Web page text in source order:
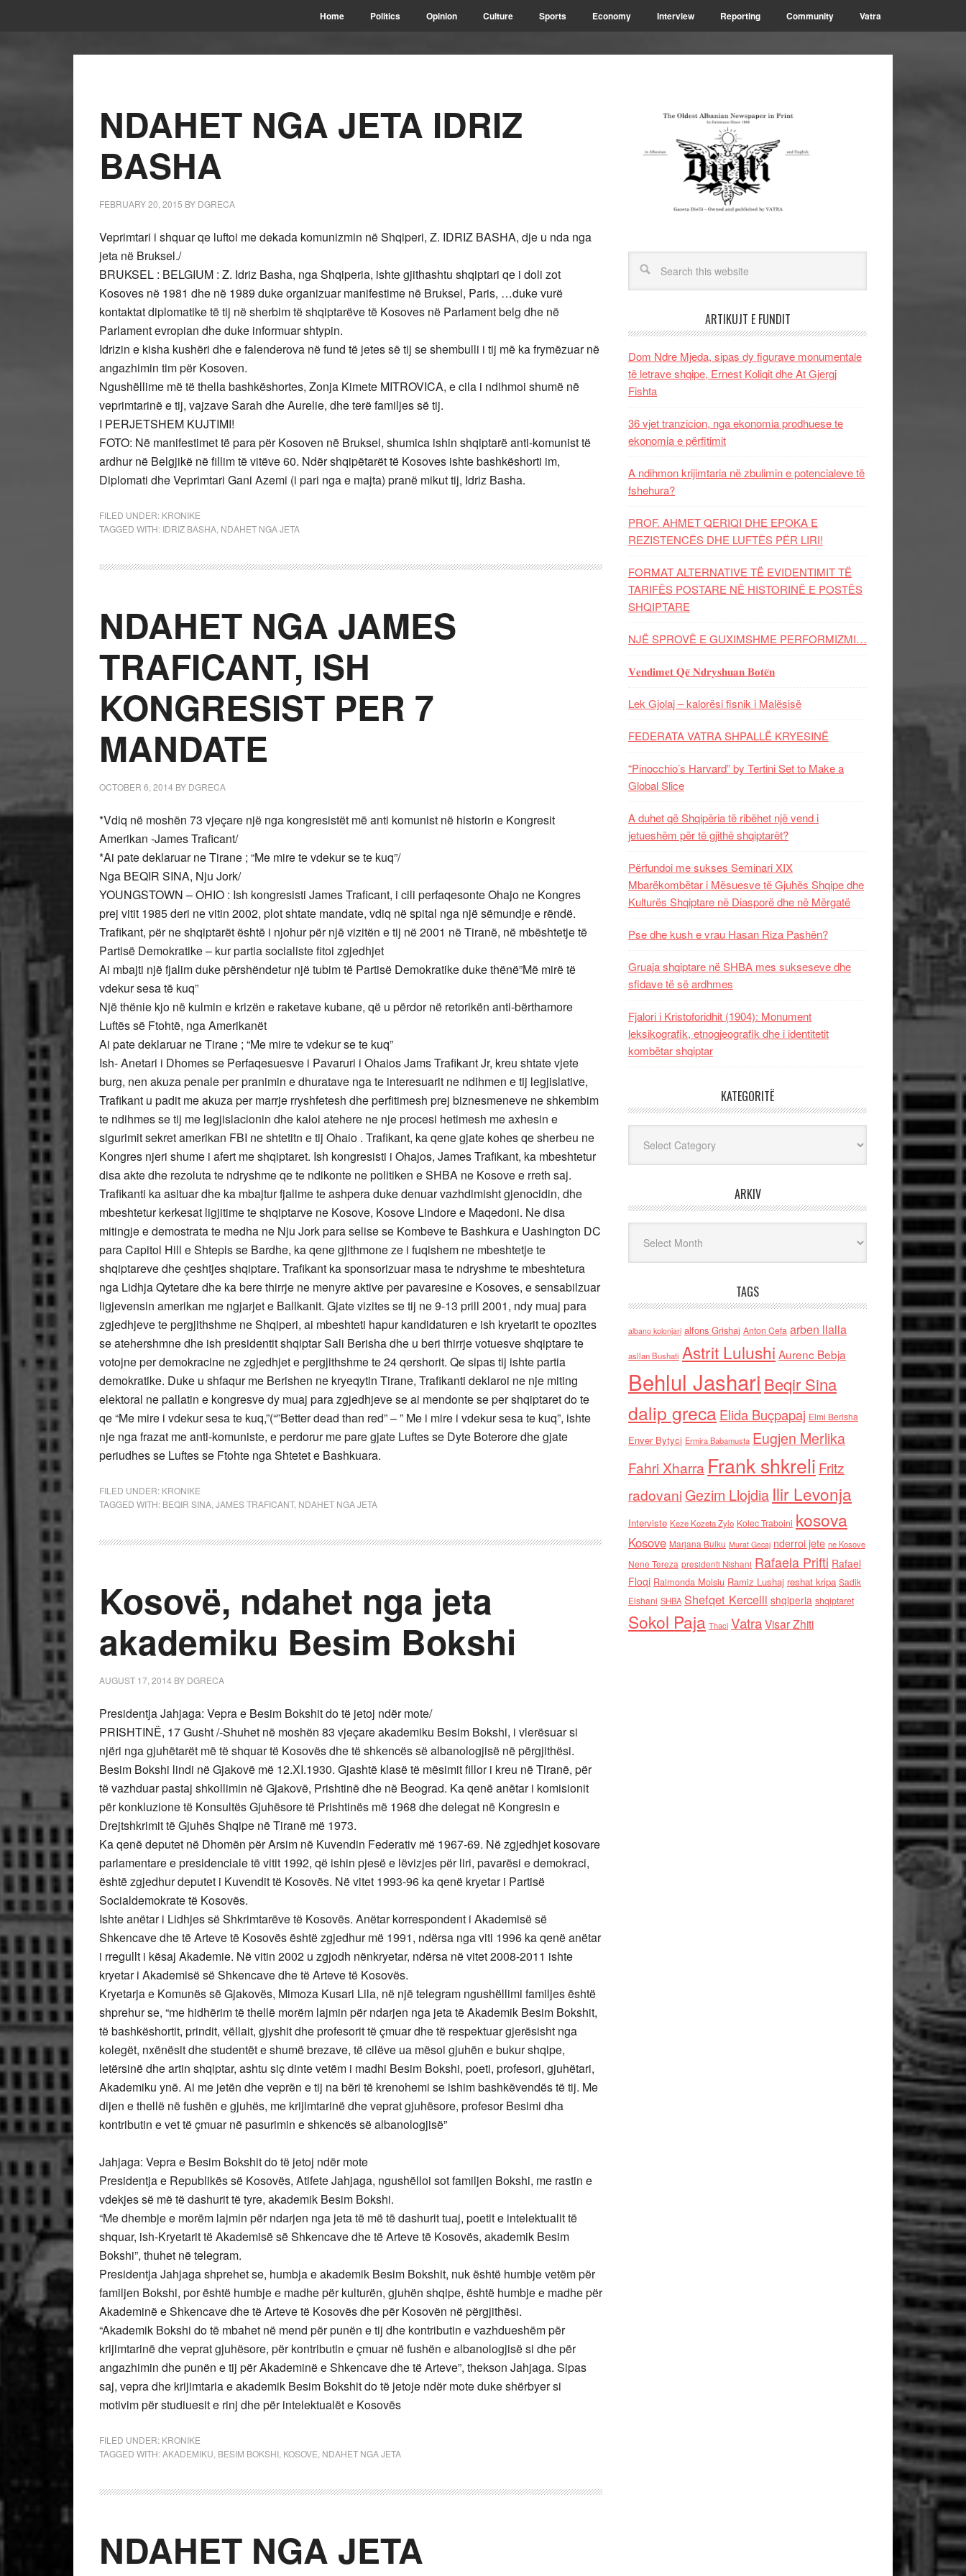
Home Politics Opinion Culture Sports Economy Interview Reporting Community Vatra
NDAHET NGA JETA IDRIZ
BASHA
FEBRUARY 20, 2015 BY DGRECA
Veprimtari i shquar qe luftoi me dekada komunizmin në Shqiperi, Z. IDRIZ BASHA, dje u nda nga
jeta në Bruksel./
BRUKSEL : BELGIUM : Z. Idriz Basha, nga Shqiperia, ishte gjithashtu shqiptari qe i doli zot
Kosoves në 1981 dhe në 1989 duke organizuar manifestime në Bruksel, Paris, …duke vurë
kontaktat diplomatike të tij në sherbim të shqiptarëve të Kosoves në Parlament belg dhe në
Parlament evropian dhe duke informuar shtypin.
Idrizin e kisha kushëri dhe e falenderova në fund të jetes së tij se shembulli i tij më ka frymëzuar në
angazhimin tim për Kosoven.
Ngushëllime më të thella bashkëshortes, Zonja Kimete MITROVICA, e cila i ndihmoi shumë në
veprimtarinë e tij, vajzave Sarah dhe Aurelie, dhe terë familjes së tij.
I PERJETSHEM KUJTIMI!
FOTO: Në manifestimet të para për Kosoven në Bruksel, shumica ishin shqiptarë anti-komunist të
ardhur në Belgjikë në fillim të vitëve 60. Ndër shqipëtarët të Kosoves ishte bashkëshorti im,
Diplomati dhe Veprimtari Gani Azemi (i pari nga e majta) pranë mikut tij, Idriz Basha.
FILED UNDER: KRONIKE
TAGGED WITH: IDRIZ BASHA NDAHET NGA JETA
NDAHET NGA JAMES
TRAFICANT, ISH
KONGRESIST PER 7
MANDATE
OCTOBER 6, 2014 BY DGRECA
*Vdiq në moshën 73 vjeçare një nga kongresistët më anti komunist në historin e Kongresit
Amerikan -James Traficant/
*Ai pate deklaruar ne Tirane ; “Me mire te vdekur se te kuq”/
Nga BEQIR SINA, Nju Jork/
YOUNGSTOWN – OHIO : Ish kongresisti James Traficant, i cili perfaqesonte Ohajo ne Kongres
prej vitit 1985 deri ne vitin 2002, plot shtate mandate, vdiq në spital nga një sëmundje e rëndë.
Trafikant, për ne shqiptarët është i njohur për një vizitën e tij në 2001 në Tiranë, në mbështetje të
Partisë Demokratike – kur partia socialiste fitoi zgjedhjet
Ai mbajti një fjalim duke përshëndetur një tubim të Partisë Demokratike duke thënë”Më mirë të
vdekur sesa të kuq”
Një thënie kjo në kulmin e krizën e raketave kubane, që u përdor në retorikën anti-bërthamore
Luftës së Ftohtë, nga Amerikanët
Ai pate deklaruar ne Tirane ; “Me mire te vdekur se te kuq”
Ish- Anetari i Dhomes se Perfaqesuesve i Pavaruri i Ohaios Jams Trafikant Jr, kreu shtate vjete
burg, nen akuza penale per pranimin e dhuratave nga te interesuarit ne ndihmen e tij legjislative,
Trafikant u padit me akuza per marrje rryshfetesh dhe perfitimesh prej biznesmeneve ne shkembim
te ndihmes se tij me legjislacionin dhe kaloi atehere ne nje procesi hetimesh me axhesin e
sigurimit sekret amerikan FBI ne shtetitn e tij Ohaio . Trafikant, ka qene gjate kohes qe sherbeu ne
Kongres njeri shume i afert me shqiptaret. Ish kongresisti i Ohajos, James Trafikant, ka mbeshtetur
disa akte dhe rezoluta te ndryshme qe te ndikonte ne politiken e SHBA ne Kosove e rreth saj.
Trafikanti ka asituar dhe ka mbajtur fjalime te ashpera duke denuar vazhdimisht gjenocidin, dhe
mbeshtetur kerkesat ligjitime te shqiptarve ne Kosove, Kosove Lindore e Maqedoni. Ne disa
mitingje e demostrata te medha ne Nju Jork para selise se Kombeve te Bashkura e Uashington DC
para Capitol Hill e Shtepis se Bardhe, ka qene gjithmone ze i fuqishem ne mbeshtetje te
shqiptareve dhe çeshtjes shqiptare. Trafikant ka sponsorizuar masa te ndryshme te mbeshtetura
nga Lidhja Qytetare dhe ka bere thirrje ne menyre aktive per pavaresine e Kosoves, e sensabilzuar
ligjevensin amerikan me ngjarjet e Ballkanit. Gjate vizites se tij ne 9-13 prill 2001, ndy muaj para
zgjedhjeve te pergjithshme ne Shqiperi, ai mbeshteti hapur kandidaturen e ish kryetarit te opozites
se atehershmne dhe ish presidentit shqiptar Sali Berisha dhe u beri thirrje votuesve shqiptare te
votojne per demokracine ne zgjedhjet e pergjithshme te 24 qershorit. Qe sipas tij ishte partia
demokratike. Duke u shfaqur me Berishen ne kryeqytin Tirane, Trafikanti deklaroi ne nje miting
elektoral ne pallatin e kongresve dy muaj para zgjedhjeve se ai mendonte se per shqiptaret do te
qe “Me mire i vdekur sesa te kuq,”(“”Better dead than red” – ” Me i mire i vdekur sesa te kuq”, ishte
nje nga frazat me anti-komuniste, e perdorur me pare gjate Luftes se Dyte Boterore dhe gjate
periudhes se Luftes se Ftohte nga Shtetet e Bashkuara.
FILED UNDER: KRONIKE
TAGGED WITH: BEQIR SINA JAMES TRAFICANT, NDAHET NGA JETA
Kosovë, ndahet nga jeta
akademiku Besim Bokshi
AUGUST 17, 2014 BY DGRECA
Presidentja Jahjaga: Vepra e Besim Bokshit do të jetoj ndër mote/
PRISHTINË, 17 Gusht /-Shuhet në moshën 83 vjeçare akademiku Besim Bokshi, i vlerësuar si
njëri nga gjuhëtarët më të shquar të Kosovës dhe të shkencës së albanologjisë në përgjithësi.
Besim Bokshi lindi në Gjakovë më 12.XI.1930. Gjashtë klasë të mësimit fillor i kreu në Tiranë, për
të vazhduar pastaj shkollimin në Gjakovë, Prishtinë dhe në Beograd. Ka qenë anëtar i komisionit
për konkluzione të Konsultës Gjuhësore të Prishtinës më 1968 dhe delegat në Kongresin e
Drejtshkrimit të Gjuhës Shqipe në Tiranë më 1973.
Ka qenë deputet në Dhomën për Arsim në Kuvendin Federativ më 1967-69. Në zgjedhjet kosovare
parlamentare e presidenciale të vitit 1992, që ishin pjesë e lëvizjes për liri, pavarësi e demokraci,
është zgjedhur deputet i Kuvendit të Kosovës. Në vitet 1993-96 ka qenë kryetar i Partisë
Socialdemokrate të Kosovës.
Ishte anëtar i Lidhjes së Shkrimtarëve të Kosovës. Anëtar korrespondent i Akademisë së
Shkencave dhe të Arteve të Kosovës është zgjedhur më 1991, ndërsa nga viti 1996 ka qenë anëtar
i rregullt i kësaj Akademie. Në vitin 2002 u zgjodh nënkryetar, ndërsa në vitet 2008-2011 ishte
kryetar i Akademisë së Shkencave dhe të Arteve të Kosovës.
Kryetarja e Komunës së Gjakovës, Mimoza Kusari Lila, në një telegram ngushëllimi familjes është
shprehur se, “me hidhërim të thellë morëm lajmin për ndarjen nga jeta të Akademik Besim Bokshit,
të bashkëshortit, prindit, vëllait, gjyshit dhe profesorit të çmuar dhe të respektuar gjerësisht nga
kolegët, nxënësit dhe studentët e shumë brezave, të cilëve ua mësoi gjuhën e bukur shqipe,
letërsinë dhe artin shqiptar, ashtu siç dinte vetëm i madhi Besim Bokshi, poeti, profesori, gjuhëtari,
Akademiku ynë. Ai me jetën dhe veprën e tij na bëri të krenohemi se ishim bashkëvendës të tij. Me
dijen e thellë në fushën e gjuhës, me krijimtarinë dhe veprat gjuhësore, profesor Besimi dha
kontributin e vet të çmuar në pasurimin e shkencës së albanologjisë”
Jahjaga: Vepra e Besim Bokshit do të jetoj ndër mote
Presidentja e Republikës së Kosovës, Atifete Jahjaga, ngushëlloi sot familjen Bokshi, me rastin e
vdekjes së më të dashurit të tyre, akademik Besim Bokshi.
“Me dhembje e morëm lajmin për ndarjen nga jeta të më të dashurit tuaj, poetit e intelektualit të
shquar, ish-Kryetarit të Akademisë së Shkencave dhe të Arteve të Kosovës, akademik Besim
Bokshi”, thuhet në telegram.
Presidentja Jahjaga shprehet se, humbja e akademik Besim Bokshit, nuk është humbje vetëm për
familjen Bokshi, por është humbje e madhe për kulturën, gjuhën shqipe, është humbje e madhe për
Akademinë e Shkencave dhe të Arteve të Kosovës dhe për Kosovën në përgjithësi.
“Akademik Bokshi do të mbahet në mend për punën e tij dhe kontributin e vazhdueshëm për
krijimtarinë dhe veprat gjuhësore, për kontributin e çmuar në fushën e albanologjisë si dhe për
angazhimin dhe punën e tij për Akademinë e Shkencave dhe të Arteve”, thekson Jahjaga. Sipas
saj, vepra dhe krijimtaria e akademik Besim Bokshit do të jetoje ndër mote duke shërbyer si
motivim për studiuesit e rinj dhe për intelektualët e Kosovës
FILED UNDER: KRONIKE
TAGGED WITH:AKADEMIKU BESIM BOKSHI KOSOVE NDAHET NGA JETA
NDAHET NGA JETA
ARTIKUJT E FUNDIT
Dom Ndre Mjeda, sipas dy figurave monumentale
të letrave shqipe, Ernest Koliqit dhe At Gjergj
Fishta
36 vjet tranzicion, nga ekonomia prodhuese te
ekonomia e përfitimit
A ndihmon krijimtaria në zbulimin e potencialeve të
fshehura?
PROF. AHMET QERIQI DHE EPOKA E
REZISTENCЁS DHE LUFTЁS PЁR LIRI!
FORMAT ALTERNATIVE TË EVIDENTIMIT TË
TARIFËS POSTARE NË HISTORINË E POSTËS
SHQIPTARE
NJË SPROVË E GUXIMSHME PERFORMIZMI…
𝐕𝐞𝐧𝐝𝐢𝐦𝐞𝐭 𝐐𝐞̈ 𝐍𝐝𝐫𝐲𝐬𝐡𝐮𝐚𝐧 𝐁𝐨𝐭𝐞̈𝐧
Lek Gjolaj – kalorësi fisnik i Malësisë
FEDERATA VATRA SHPALLË KRYESINË
“Pinocchio’s Harvard” by Tertini Set to Make a
Global Slice
A duhet që Shqipëria të ribëhet një vend i
jetueshëm për të gjithë shqiptarët?
Përfundoi me sukses Seminari XIX
Mbarëkombëtar i Mësuesve të Gjuhës Shqipe dhe
Kulturës Shqiptare në Diasporë dhe në Mërgatë
Pse dhe kush e vrau Hasan Riza Pashën?
Gruaja shqiptare në SHBA mes sukseseve dhe
sfidave të së ardhmes
Fjalori i Kristoforidhit (1904): Monument
leksikografik, etnogjeografik dhe i identitetit
kombëtar shqiptar
KATEGORITË
ARKIV
TAGS
albano kolonjari alfons Grishaj Anton Cefa arben llalla
asllan Bushati Astrit Lulushi Aurenc Bebja
Behlul Jashari Beqir Sina
dalip grecaElida Buçpapaj Elmi Berisha
Enver Bytyci Ermira Babamusta Eugjen Merlika
Fahri Xharra Frank shkreli Fritz
radovaniGezim Llojdia Ilir Levonja
Interviste Keze Kozeta Zylo Kolec Traboini kosova
Kosove Marjana Bulku Murat Gecaj nderroi jete ne Kosove
Nene Tereza presidenti Nishani Rafaela Prifti Rafael
Floqi Raimonda Moisiu Ramiz Lushaj reshat kripa Sadik
Elshani SHBA Shefqet Kercelli shqiperia shqiptaret
Sokol Paja Thaci VatraVisar Zhiti